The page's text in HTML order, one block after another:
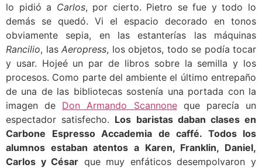
lo pidió a Carlos, por cierto. Pietro se fue y todo lo
demás se quedó. Vi el espacio decorado en tonos
obviamente sepia, en las estanterías las máquinas
Rancilio, las Aeropress, los objetos, todo se podía tocar
y usar. Hojeé un par de libros sobre la semilla y los
procesos. Como parte del ambiente el último entrepaño
de una de las bibliotecas sostenía una portada con la
imagen de Don Armando Scannoneque parecía un
espectador satisfecho. Los baristas daban clases en
Carbone Espresso Accademia de caffé. Todos los
alumnos estaban atentos a Karen, Franklin, Daniel,
Carlos y César que muy enfáticos desempolvaron y